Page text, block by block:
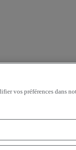
vos préférences dans